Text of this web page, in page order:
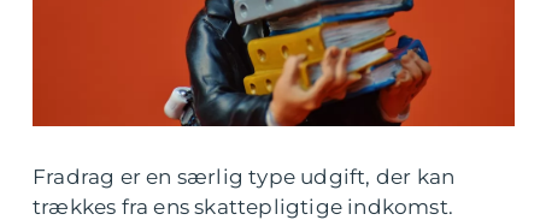
Fradrag er en særlig type udgift, der kan
trækkes fra ens skattepligtige indkomst.